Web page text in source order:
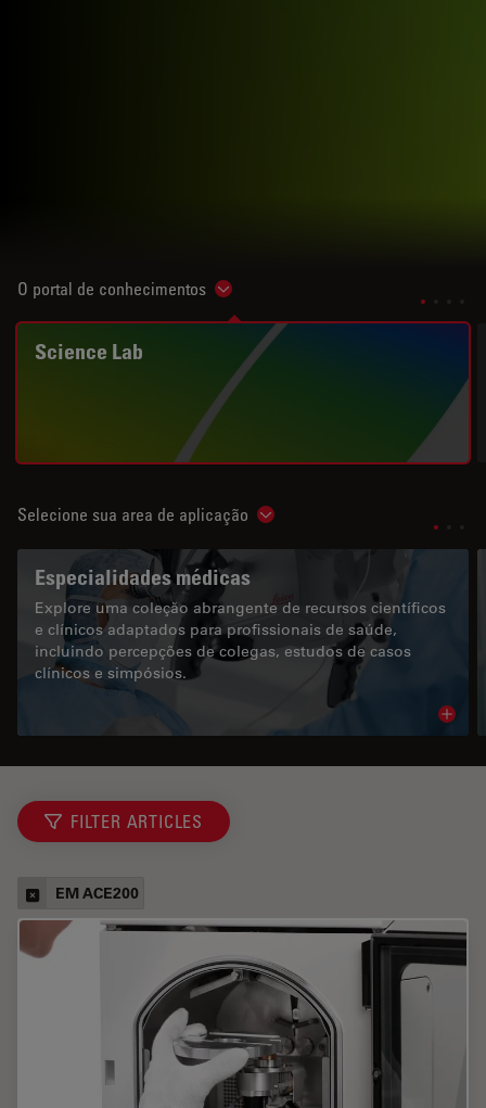
O portal de conhecimentos Show subnavigation
Science Lab
Selecione sua area de aplicação Show subnavigation
Especialidades médicas
Explore uma coleção abrangente de recursos científicos
e clínicos adaptados para profissionais de saúde,
incluindo percepções de colegas, estudos de casos
clínicos e simpósios.
FILTER ARTICLES
EM ACE200